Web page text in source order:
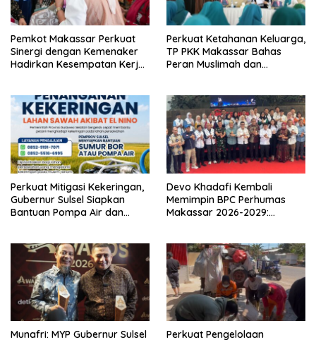
Pemkot Makassar Perkuat
Sinergi dengan Kemenaker
Hadirkan Kesempatan Kerja
Perkuat Ketahanan Keluarga,
TP PKK Makassar Bahas
Peran Muslimah dan
Perkuat Mitigasi Kekeringan,
Gubernur Sulsel Siapkan
Bantuan Pompa Air dan
Devo Khadafi Kembali
Memimpin BPC Perhumas
Makassar 2026-2029:
Multidimensi
Munafri: MYP Gubernur Sulsel
Perkuat Pengelolaan